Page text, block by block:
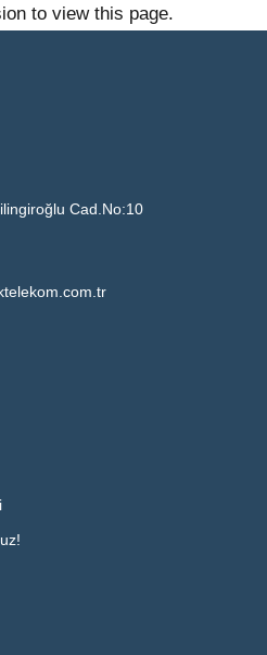
to view this page.
Cad.No:10